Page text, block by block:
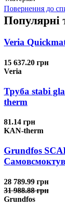
Повернення до
Популярні
Veria
15 637.20 грн
Veria
Труба stabi
therm
81.14 грн
KAN-therm
Grundfos
28 789.99 грн
31 988.88 грн
Grundfos